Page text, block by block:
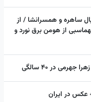
ساهره و همسرانشا / از
از هومن برق نورد و
در ۴۰ سالگی
عکس در ایران